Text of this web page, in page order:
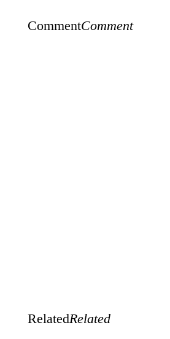
CommentComment
RelatedRelated